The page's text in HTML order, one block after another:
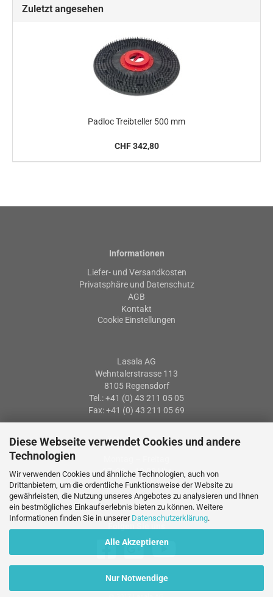
Diese Webseite verwendet Cookies und andere
Technologien
Wir verwenden Cookies und ähnliche Technologien, auch von
Drittanbietern, um die ordentliche Funktionsweise der Website zu
gewährleisten, die Nutzung unseres Angebotes zu analysieren und Ihnen
ein bestmögliches Einkaufserlebnis bieten zu können. Weitere
Informationen finden Sie in unserer Datenschutzerklärung.
Alle Akzeptieren
Nur Notwendige
Zuletzt angesehen
Padloc Treibteller 500 mm
CHF 342,80
Informationen
Liefer- und Versandkosten
Privatsphäre und Datenschutz
AGB
Kontakt
Cookie Einstellungen
Lasala AG
Wehntalerstrasse 113
8105 Regensdorf
Tel.: +41 (0) 43 211 05 05
Fax: +41 (0) 43 211 05 69
Öffnungszeiten
07: 30 – 12:00 Uhr
13:15 – 17:15 Uhr